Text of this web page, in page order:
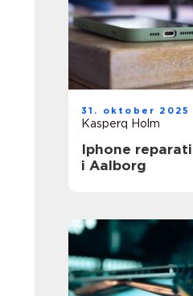
31. oktober 2025
Kasperq Holm
Iphone
i Aalborg